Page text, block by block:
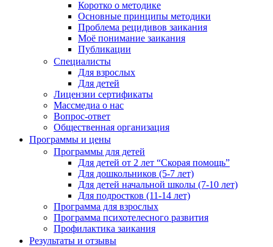
Коротко о методике
Основные принципы методики
Проблема рецидивов заикания
Моё понимание заикания
Публикации
Специалисты
Для взрослых
Для детей
Лицензии сертификаты
Массмедиа о нас
Вопрос-ответ
Общественная организация
Программы и цены
Программы для детей
Для детей от 2 лет “Скорая помощь”
Для дошкольников (5-7 лет)
Для детей начальной школы (7-10 лет)
Для подростков (11-14 лет)
Программа для взрослых
Программа психотелесного развития
Профилактика заикания
Результаты и отзывы